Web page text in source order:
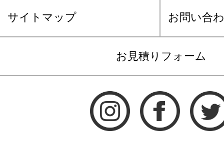
サイトマップ お問い合
お見積りフォーム